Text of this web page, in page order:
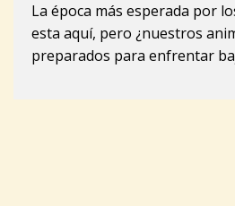
La época más esperada por
esta aquí, pero ¿nuestros
preparados para enfrentar